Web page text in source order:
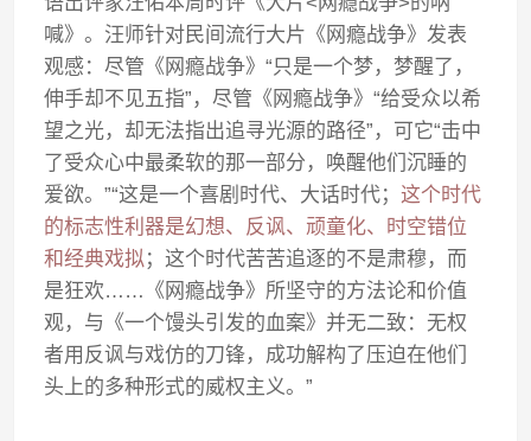
喊》。汪师针对民间流行大片《网瘾战争》发表
观感：尽管《网瘾战争》“只是一个梦，梦醒了，
伸手却不见五指”，尽管《网瘾战争》“给受众以希
望之光，却无法指出追寻光源的路径”，可它“击中
了受众心中最柔软的那一部分，唤醒他们沉睡的
爱欲。”“这是一个喜剧时代、大话时代；这个时代
的标志性利器是幻想、反讽、顽童化、时空错位
和经典戏拟 ；这个时代苦苦追逐的不是肃穆，而
是狂欢……《网瘾战争》所坚守的方法论和价值
观，与《一个馒头引发的血案》并无二致：无权
者用反讽与戏仿的刀锋，成功解构了压迫在他们
头上的多种形式的威权主义。”